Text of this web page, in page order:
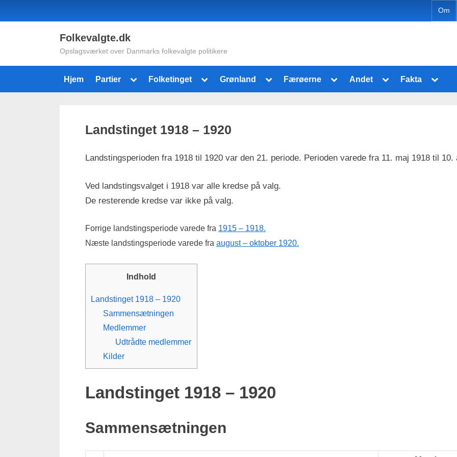
to
Om
Folkevalgte.dk
Opslagsværket over Danmarks folkevalgte politikere
Hjem Partier
Toggle
menu
Folketinget
Toggle
menu
Grønland
Toggle
menu
Toggle
Toggle
Færøerne
Toggle
menu
Toggle
Toggle
Andet
Toggle
menu
Fakta
Toggle
menu
Landstinget 1918 – 1920
Landstingsperioden fra 1918 til 1920 var den 21. periode. Perioden varede fra 11. maj 1918 til 10.
Ved landstingsvalget i 1918 var alle kredse på valg.
De resterende kredse var ikke på valg.
Forrige landstingsperiode varede fra 1915 – 1918.
Næste landstingsperiode varede fra august – oktober 1920.
Indhold
Landstinget 1918 – 1920
Sammensætningen
Medlemmer
Udtrådte medlemmer
Kilder
Landstinget 1918 – 1920
Sammensætningen